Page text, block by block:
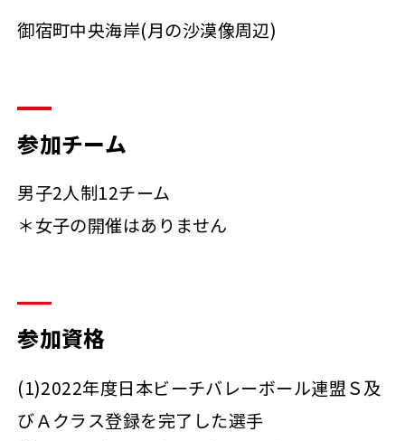
御宿町中央海岸(月の沙漠像周辺)
参加チーム
男子2人制12チーム
＊女子の開催はありません
参加資格
(1)2022年度日本ビーチバレーボール連盟Ｓ及
びＡクラス登録を完了した選手